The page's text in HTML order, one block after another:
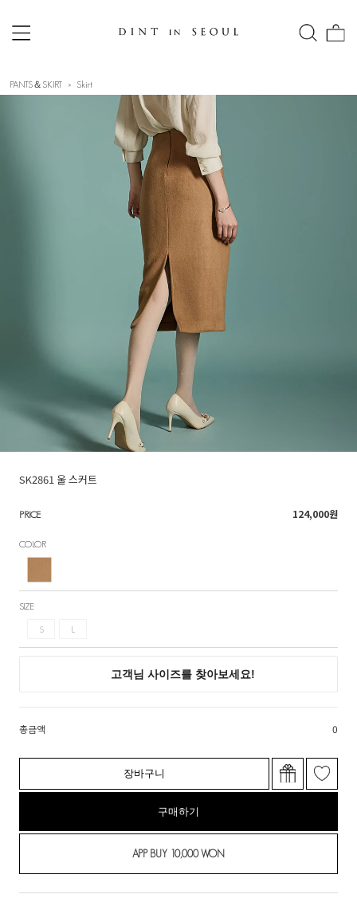
PANTS＆SKIRT Skirt
SK2861 울 스커트
PRICE 124,000원
COLOR
SIZE
S L
총금액 0
장바구니
구매하기